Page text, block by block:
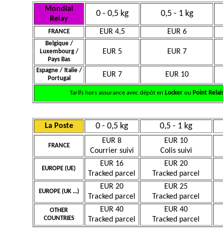
Mondial
Relay
0 - 0,5 kg 0,5 - 1 kg
FRANCE EUR 4,5 EUR 6
Belgique /
Luxembourg /
Pays Bas
EUR 5 EUR 7
Espagne / Italie /
Portugal
EUR 7 EUR 10
Tarifs hors assurance avec dépôt en Lockerou Point
La Poste 0 - 0,5 kg 0,5 - 1 kg
FRANCE
EUR 8
Courrier suivi
EUR 10
Colis suivi
EUROPE (UE)
EUR 16
Tracked parcel
EUR 20
Tracked parcel
EUROPE (UK ...)
EUR 20
Tracked parcel
EUR 25
Tracked parcel
OTHER
COUNTRIES
EUR 40
Tracked parcel
EUR 40
Tracked parcel